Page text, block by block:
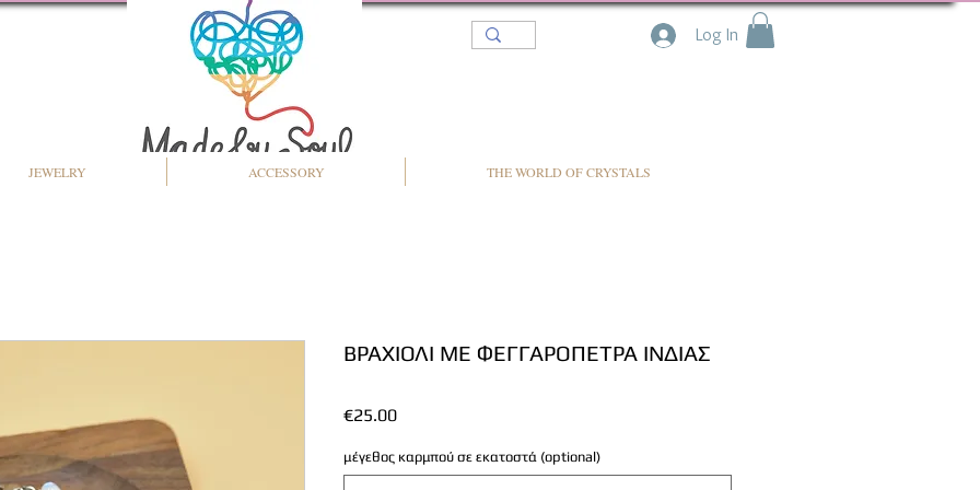
Log In
JEWELRY ACCESSORY THE WORLD OF CRYSTALS
ΒΡΑΧΙΟΛΙ ΜΕ ΦΕΓΓΑΡΟΠΕΤΡΑ ΙΝΔΙΑΣ
€25.00Price
μέγεθος καρμπού σε εκατοστά (optional)